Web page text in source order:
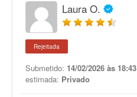
Laura O.
Rejeitada
Submetido: 14/02/2026 às 18:43
estimada: Privado